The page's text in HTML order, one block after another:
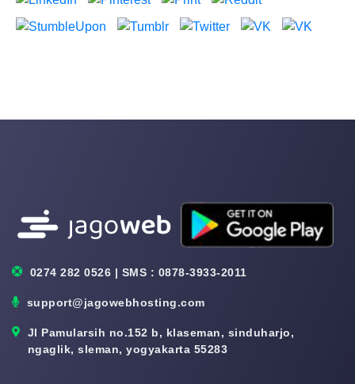
0274 282 0526 | SMS : 0878-3933-2011
support@jagowebhosting.com
Jl Pamularsih no.152 b, klaseman, sinduharjo,
ngaglik, sleman, yogyakarta 55283